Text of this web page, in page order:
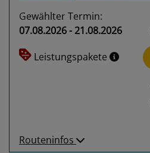
Gewählter Termin:
07.08.2026 - 21.08.2026
Leistungspakete
Routeninfos